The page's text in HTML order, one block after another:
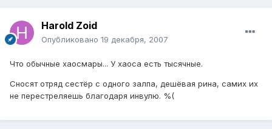
Harold Zoid
Опубликовано 19 декабря, 2007
Что обычные хаосмары... У хаоса есть тысячные.
Сносят отряд сестёр с одного залпа, дешёвая рина, самих их
не перестреляешь благодаря инвулю. %(